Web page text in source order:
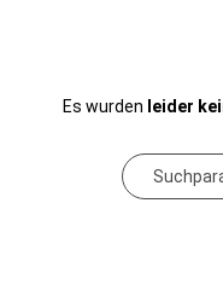
Es wurden leider